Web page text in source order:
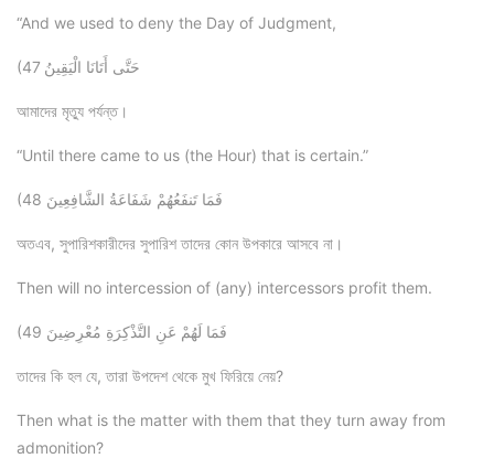
“And we used to deny the Day of Judgment,
(47 حَتَّى أَتَانَا الْيَقِينُ
আমাদের মৃত্যু পর্যন্ত।
“Until there came to us (the Hour) that is certain.”
(48 فَمَا تَنفَعُهُمْ شَفَاعَةُ الشَّافِعِينَ
অতএব, সুপারিশকারীদের সুপারিশ তাদের কোন উপকারে আসবে না।
Then will no intercession of (any) intercessors profit them.
(49 فَمَا لَهُمْ عَنِ التَّذْكِرَةِ مُعْرِضِينَ
তাদের কি হল যে, তারা উপদেশ থেকে মুখ ফিরিয়ে নেয়?
Then what is the matter with them that they turn away from
admonition?